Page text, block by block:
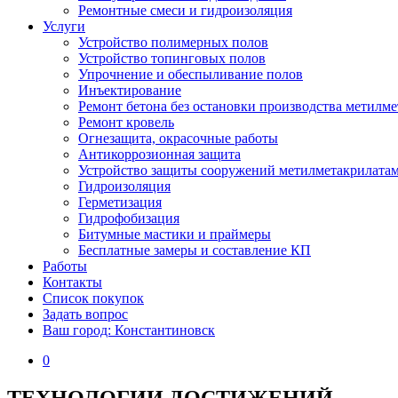
Ремонтные смеси и гидроизоляция
Услуги
Устройство полимерных полов
Устройство топинговых полов
Упрочнение и обеспыливание полов
Инъектирование
Ремонт бетона без остановки производства
Ремонт кровель
Огнезащита, окрасочные работы
Антикоррозионная защита
Устройство защиты сооружений
Гидроизоляция
Герметизация
Гидрофобизация
Битумные мастики и праймеры
Бесплатные замеры и составление КП
Работы
Контакты
Список покупок
Задать вопрос
Ваш город: Константиновск
0